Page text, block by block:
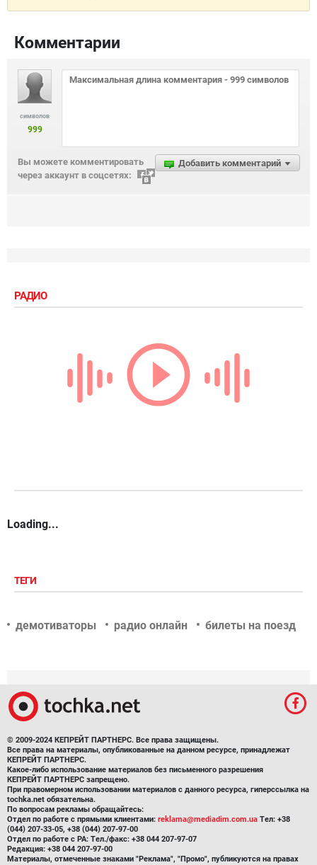
Комментарии
символов
999
Добавить комментарий
Вы можете комментировать
через аккаунт в соцсетях:
РАДИО
Loading...
ТЕГИ
демотиваторы радио онлайн билеты на поезд
© 2009-2024 КЕПРЕЙТ ПАРТНЕРС. Все права защищены.
Все права на материалы, опубликованные на данном ресурсе, принадлежат
КЕПРЕЙТ ПАРТНЕРС.
Какое-либо использование материалов без письменного разрешения
КЕПРЕЙТ ПАРТНЕРС запрещено.
При правомерном использовании материалов с данного ресурса, гиперссылка на
tochka.net обязательна.
По вопросам рекламы обращайтесь:
Отдел по работе с прямыми клиентами: reklama@mediadim.com.ua Тел: +38
(044) 207-33-05, +38 (044) 207-97-00
Отдел по работе с РА: Тел./факс: +38 044 207-97-07
Редакция: +38 044 207-97-00
Материалы, отмеченные знаками "Реклама", "Промо", публикуются на правах